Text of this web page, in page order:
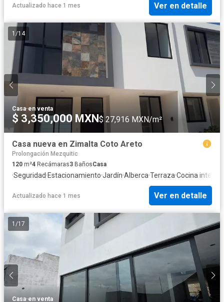
Actualizado hace 1 mes Ver en detalle
1 /14
Casa·en venta
$ 3,350,000 MXN$ 27,916 MXN/m²
Casa nueva en Zimalta Coto Areto
Prolongación Mezquitic
120 m²4 Recámaras3 BañosCasa
·Seguridad·Estacionamiento·Jardín·Alberca·Terraza·Cocina integral
Actualizado hace 1 mes Ver en detalle
1 /17
Casa·en venta